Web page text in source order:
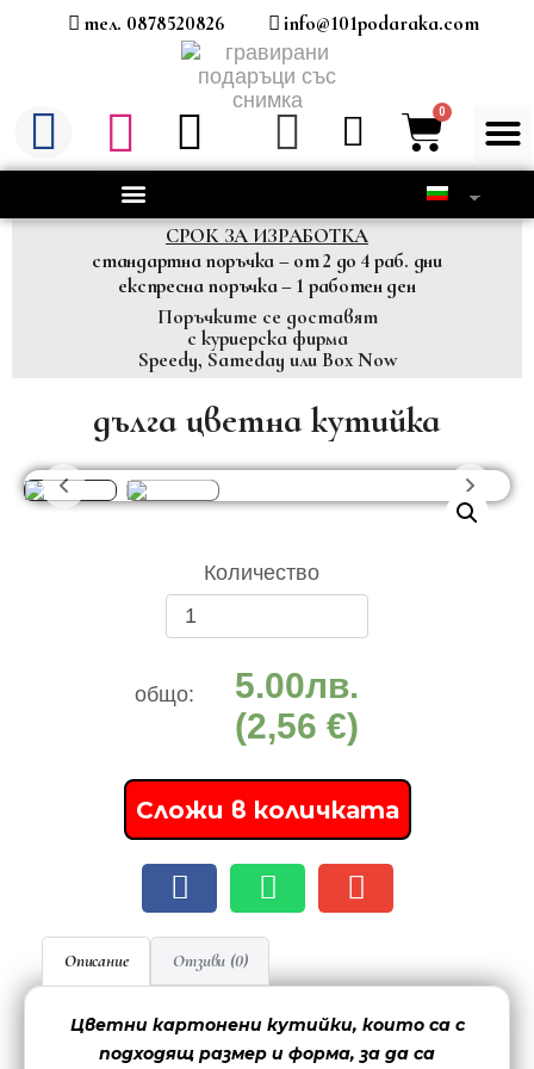
тел. 0878520826 info@101podaraka.com
СРОК ЗА ИЗРАБОТКА
стандартна поръчка – от 2 до 4 раб. дни
експресна поръчка – 1 работен ден
Поръчките се доставят
с куриерска фирма
Speedy, Sameday или Box Now
дълга цветна кутийка
Количество
общо: 5.00лв.
(2,56 €)
Сложи в количката
Описание Отзиви (0)
Цветни картонени кутийки, които са с
подходящ размер и форма, за да са